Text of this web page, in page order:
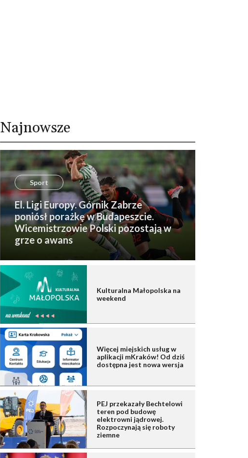
Najnowsze
Sport
El. Ligi Europy. Górnik Zabrze
poniósł porażkę w Budapeszcie.
Wicemistrzowie Polski pozostają w
grze o awans
Kulturalna Małopolska na
weekend
Więcej miejskich usług w
aplikacji mKraków! Od dziś
dostępna jest nowa wersja
PEJ przekazały Bechtelowi
teren pod budowę
elektrowni jądrowej.
Rozpoczynają się roboty
ziemne